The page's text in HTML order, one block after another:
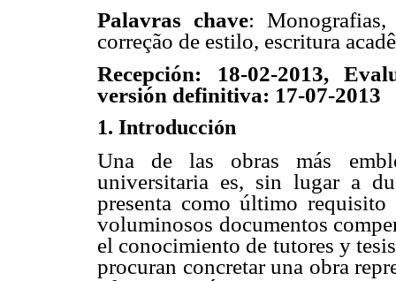
Palavras chave:
correção de estilo, escritura
Recepción: 18-02-2013,
versión definitiva: 17-07-2013
1. Introducción
Una de las obras más
universitaria es, sin lugar a
presenta como último
voluminosos documentos
el conocimiento de tutores y
procuran concretar una obra